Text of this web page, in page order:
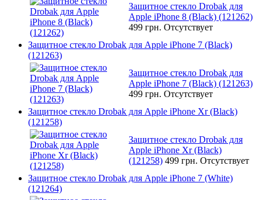
Защитное стекло Drobak для
Apple iPhone 8 (Black) (121262)
499 грн. Отсутствует
Защитное стекло Drobak для Apple iPhone 7 (Black)
(121263)
Защитное стекло Drobak для
Apple iPhone 7 (Black) (121263)
499 грн. Отсутствует
Защитное стекло Drobak для Apple iPhone Xr (Black)
(121258)
Защитное стекло Drobak для
Apple iPhone Xr (Black)
(121258) 499 грн. Отсутствует
Защитное стекло Drobak для Apple iPhone 7 (White)
(121264)